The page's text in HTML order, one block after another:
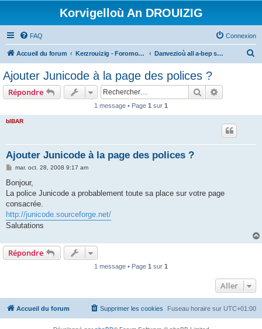
Korvigelloù An DROUIZIG
FAQ Connexion
Accueil du forum Kerzrouizig - Foromoù An Drouizig Danvezioù all a-bep seurt
Ajouter Junicode à la page des polices ?
Répondre Rechercher
1 message • Page 1 sur 1
bIBAR
Ajouter Junicode à la page des polices ?
M
s
a
g
mar. oct. 28, 2008 9:17 am
Bonjour,
La police Junicode a probablement toute sa place sur votre page
consacrée.
http://junicode.sourceforge.net/
Salutations
Répondre
1 message • Page 1 sur 1
Aller
Accueil du forum Fuseau horaire sur UTC+01:00
Supprimer les cookies